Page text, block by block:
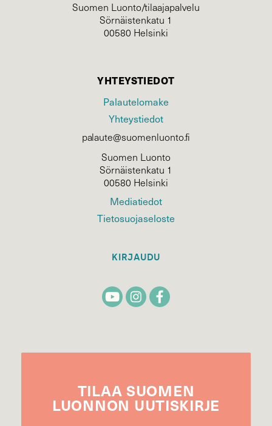
Suomen Luonto/tilaajapalvelu
Sörnäistenkatu 1
00580 Helsinki
YHTEYSTIEDOT
Palautelomake
Yhteystiedot
palaute@suomenluonto.fi
Suomen Luonto
Sörnäistenkatu 1
00580 Helsinki
Mediatiedot
Tietosuojaseloste
KIRJAUDU
TILAA SUOMEN
LUONNON UUTIS­KIRJE